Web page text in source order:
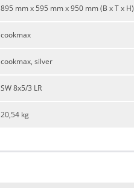
895 mm x 595 mm x 950 mm (B x T x H)
cookmax
cookmax, silver
SW 8x5/3 LR
20,54 kg